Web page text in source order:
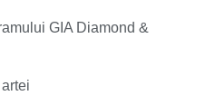
specialist și evaluator,
sale bijutierilor din toate
complexele proprietăți și
GIA Diamond &